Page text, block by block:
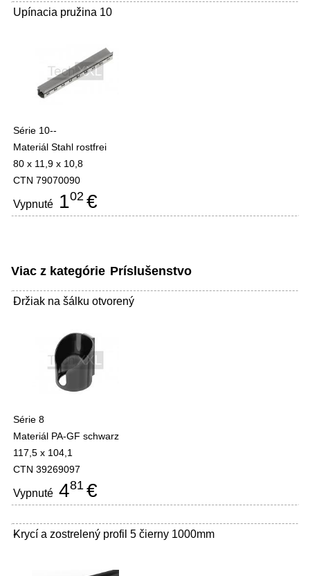
Upínacia pružina 10
Série 10--
Materiál Stahl rostfrei
80 x 11,9 x 10,8
CTN 79070090
Vypnuté 102 €
Viac z kategórie Príslušenstvo
Držiak na šálku otvorený
-
Série 8
Materiál PA-GF schwarz
117,5 x 104,1
CTN 39269097
Vypnuté 481 €
Krycí a zostrelený profil 5 čierny 1000mm
-